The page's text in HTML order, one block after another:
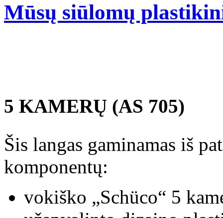
Mūsų siūlomų
5 KAMERŲ (AS 705)
Šis langas gaminamas iš
komponentų:
vokiško „Schüco“ 5